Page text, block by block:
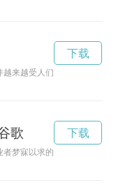
来越受人们欢迎。它可以
下载
歌
梦寐以求的平台，而能进
下载